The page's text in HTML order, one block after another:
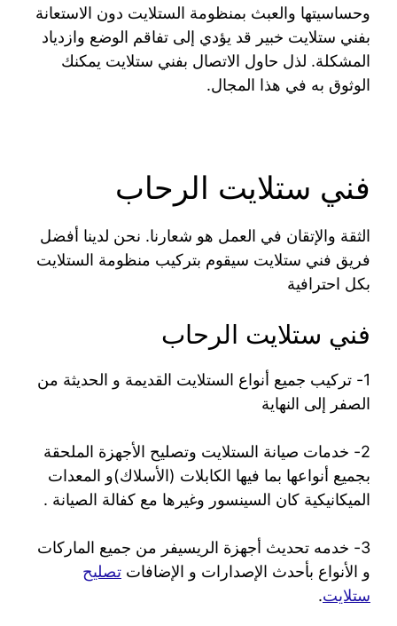
وحساسيتها والعبث بمنظومة الستلايت دون الاستعانة
بفني ستلايت خبير قد يؤدي إلى تفاقم الوضع وازدياد
المشكلة. لذل حاول الاتصال بفني ستلايت يمكنك
الوثوق به في هذا المجال.
فني ستلايت الرحاب
الثقة والإتقان في العمل هو شعارنا. نحن لدينا أفضل
فريق فني ستلايت سيقوم بتركيب منظومة الستلايت
بكل احترافية
فني ستلايت الرحاب
1- تركيب جميع أنواع الستلايت القديمة و الحديثة من
الصفر إلى النهاية
2- خدمات صيانة الستلايت وتصليح الأجهزة الملحقة
بجميع أنواعها بما فيها الكابلات (الأسلاك)و المعدات
الميكانيكية كان السينسور وغيرها مع كفالة الصيانة .
3- خدمه تحديث أجهزة الريسيفر من جميع الماركات
و الأنواع بأحدث الإصدارات و الإضافات تصليح
ستلايت.